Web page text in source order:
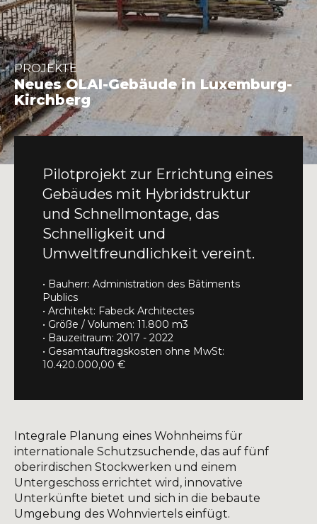
INFO@DAEDALUS.LU +352 26 87 03 55
PROJEKTE
Neues OLAI-Gebäude in Luxemburg-
Kirchberg
Pilotprojekt zur Errichtung eines
Gebäudes mit Hybridstruktur
und Schnellmontage, das
Schnelligkeit und
Umweltfreundlichkeit vereint.
• Bauherr: Administration des Bâtiments
Publics
• Architekt: Fabeck Architectes
• Größe / Volumen: 11.800 m3
• Bauzeitraum: 2017 - 2022
• Gesamtauftragskosten ohne MwSt:
10.420.000,00 €
Integrale Planung eines Wohnheims für
internationale Schutzsuchende, das auf fünf
oberirdischen Stockwerken und einem
Untergeschoss errichtet wird, innovative
Unterkünfte bietet und sich in die bebaute
Umgebung des Wohnviertels einfügt.